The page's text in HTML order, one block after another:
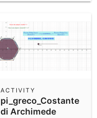
pi_greco_Costante
di Archimede
ACTIVITY